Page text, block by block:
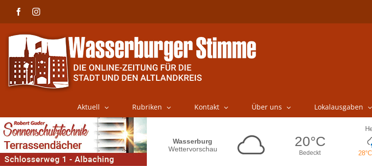
FacebookInstagram
Aktuell Rubriken Kontakt Über uns Lokalausgaben